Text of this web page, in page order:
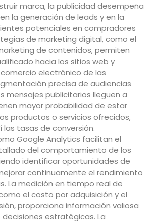
marca, la publicidad desempeña
la generación de leads y en la
potenciales en compradores
de marketing digital, como el
marketing de contenidos, permiten
hacia los sitios web y
electrónico de las
precisa de audiencias
mensajes publicitarios lleguen a
mayor probabilidad de estar
productos o servicios ofrecidos,
tasas de conversión.
Google Analytics facilitan el
del comportamiento de los
identificar oportunidades de
continuamente el rendimiento
La medición en tiempo real de
el costo por adquisición y el
proporciona información valiosa
estratégicas. La